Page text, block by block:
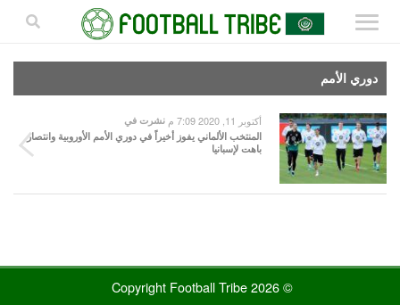
دوري الأمم
نشرت في أكتوبر 11, 2020 7:09 م
المنتخب الألماني يفوز أخيراً في دوري الأمم الأوروبية وانتصار
باهت لإسبانيا
© 2026 Copyright Football Tribe